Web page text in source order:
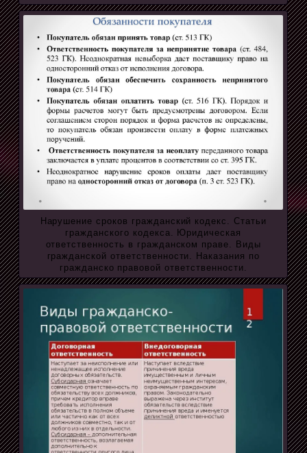
Нарушение сроков гражданский кодекс. Статьи
гражданского кодекса. Юридическая
ответственность в гражданском праве. Виды
гражданской ответственности. Наказания по
гражданско правовой ответственности.